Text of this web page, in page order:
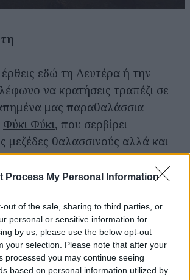
Process My Personal Information
out of the sale, sharing to third parties, or
personal or sensitive information for
by us, please use the below opt-out
your selection. Please note that after your
processed you may continue seeing
based on personal information utilized by
εδώ τη Δευτέρα ή την
να κρατήσεις τραπέζι σε
μας παραθαλάσσια
Φύκι Φύκι, που σερβίρει
μεζέδες θαλασσινούς αλλά και
εκεί που σκάει το κύμα. Τις
εδώ θα τις επιχειρήσεις στην
μήνες τώρα πιθανότατα δεν
κόσμο, ή στη μυστική
λέγεται Μικρή Χαμολιά, και
για να τη βρεις, αλλά το